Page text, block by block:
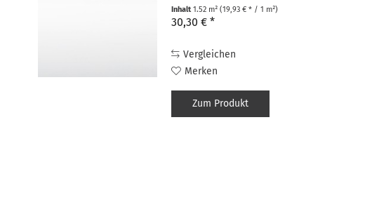
Inhalt1.52 m² (19,93 € * / 1 m²)
30,30 € *
Vergleichen
Merken
Zum Produkt